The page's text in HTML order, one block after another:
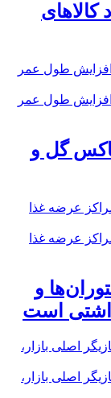
گل و
و
است